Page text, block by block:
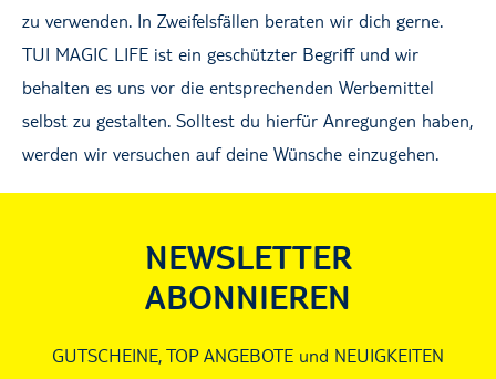
zu verwenden. In Zweifelsfällen beraten wir dich gerne.
TUI MAGIC LIFE ist ein geschützter Begriff und wir
behalten es uns vor die entsprechenden Werbemittel
selbst zu gestalten. Solltest du hierfür Anregungen haben,
werden wir versuchen auf deine Wünsche einzugehen.
NEWSLETTER
ABONNIEREN
GUTSCHEINE, TOP ANGEBOTE und NEUIGKEITEN